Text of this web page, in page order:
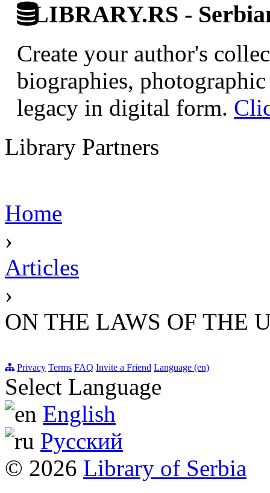
LIBRARY.RS -
Create your author's
biographies,
legacy in digital form.
Library Partners
Home
›
Articles
›
ON THE LAWS OF THE
Privacy Terms FAQ Invite a Friend Language (en)
Select Language
English
Русский
© 2026 Library of Serbia